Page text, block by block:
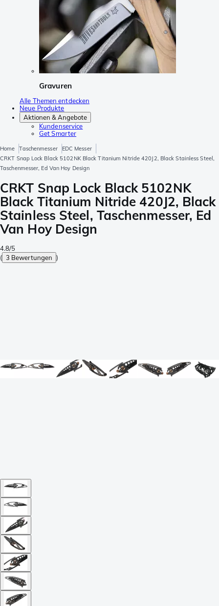
Gravuren
Alle Themen entdecken
Neue Produkte
Aktionen & Angebote
Kundenservice
Get Smarter
Home Taschenmesser
EDC Messer
CRKT Snap Lock Black 5102NK Black Titanium Nitride 420J2, Black Stainless Steel,
Taschenmesser, Ed Van Hoy Design
CRKT Snap Lock Black 5102NK
Black Titanium Nitride 420J2, Black
Stainless Steel, Taschenmesser, Ed
Van Hoy Design
4.8/5
( 3 Bewertungen )